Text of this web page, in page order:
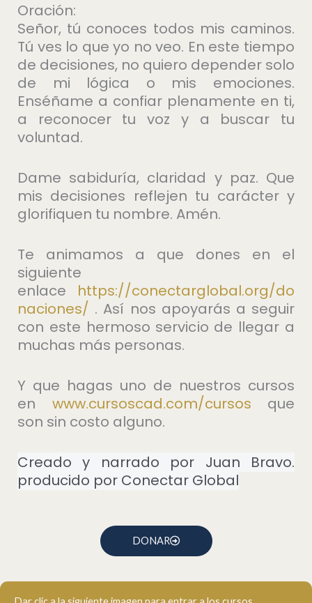
Oración:
Señor, tú conoces todos mis caminos.
Tú ves lo que yo no veo. En este tiempo
de decisiones, no quiero depender solo
de mi lógica o mis emociones.
Enséñame a confiar plenamente en ti,
a reconocer tu voz y a buscar tu
voluntad.
Dame sabiduría, claridad y paz. Que
mis decisiones reflejen tu carácter y
glorifiquen tu nombre. Amén.
Te animamos a que dones en el
siguiente
enlace https://conectarglobal.org/do
naciones/ . Así nos apoyarás a seguir
con este hermoso servicio de llegar a
muchas más personas.
Y que hagas uno de nuestros cursos
en ⁠www.cursoscad.com/cursos⁠ que
son sin costo alguno.
Creado y narrado por Juan Bravo.
producido por Conectar Global
DONAR